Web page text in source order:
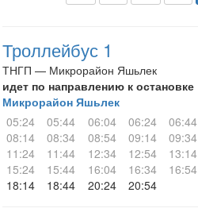
Троллейбус 1
ТНГП — Микрорайон Яшьлек
идет по направлению к остановке
Микрорайон Яшьлек
05:24
05:44 06:04 06:24 06:44
08:14
08:34 08:54 09:14 09:34
11:24
11:44 12:34 12:54 13:14
15:24
15:44 16:04 16:34 16:54
18:14
18:44 20:24 20:54